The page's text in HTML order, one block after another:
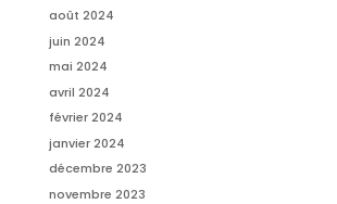
août 2024
juin 2024
mai 2024
avril 2024
février 2024
janvier 2024
décembre 2023
novembre 2023